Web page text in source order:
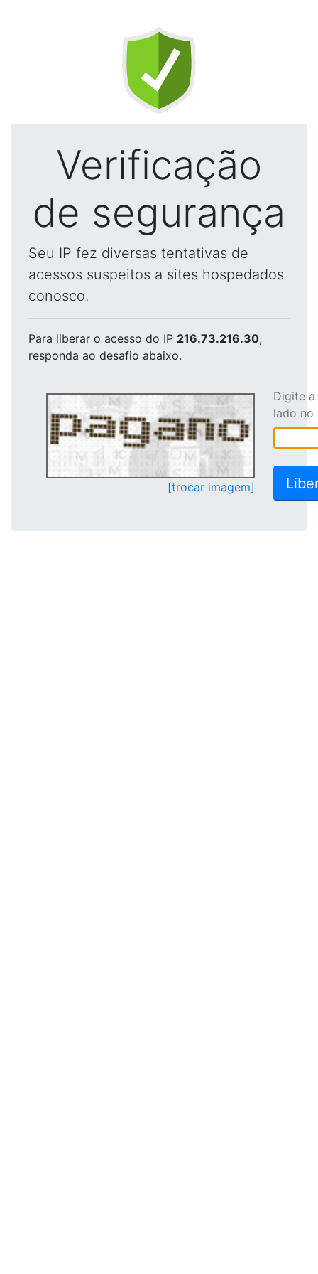
Verificação
de segurança
Seu IP fez diversas tentativas de
acessos suspeitos a sites hospedados
conosco.
Para liberar o acesso do IP 216.73.216.30,
responda ao desafio abaixo.
[trocar imagem]
Digite
lado no